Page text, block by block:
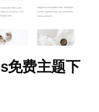
免费主题下